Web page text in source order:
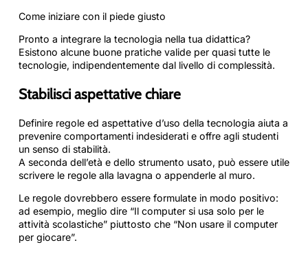
Come iniziare con il piede giusto
Pronto a integrare la tecnologia nella tua didattica?
Esistono alcune buone pratiche valide per quasi tutte le
tecnologie, indipendentemente dal livello di complessità.
Stabilisci aspettative chiare
Definire regole ed aspettative d’uso della tecnologia aiuta a
prevenire comportamenti indesiderati e offre agli studenti
un senso di stabilità.
A seconda dell’età e dello strumento usato, può essere utile
scrivere le regole alla lavagna o appenderle al muro.
Le regole dovrebbero essere formulate in modo positivo:
ad esempio, meglio dire “Il computer si usa solo per le
attività scolastiche” piuttosto che “Non usare il computer
per giocare”.